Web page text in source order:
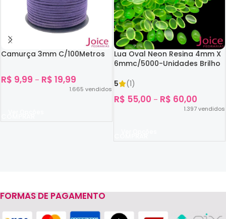
Camurça 3mm C/100Metros
R$ 9,99 – R$ 19,99
1.665 vendidos
Lua Oval Neon Resina 4mm X
6mmc/5000-Unidades Brilho
5
(1)
R$ 55,00 – R$ 60,00
1.397vendidos
Read more
FORMAS DE PAGAMENTO